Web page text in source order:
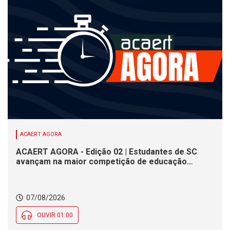
ACAERT AGORA
ACAERT AGORA - Edição 02 | Estudantes de SC
avançam na maior competição de educação
Social nesta sexta (7)
07/08/2026
OUVIR 01:00